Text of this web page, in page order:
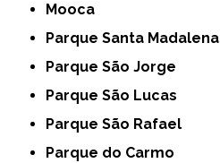
Mooca
Parque Santa Madalena
Parque São Jorge
Parque São Lucas
Parque São Rafael
Parque do Carmo